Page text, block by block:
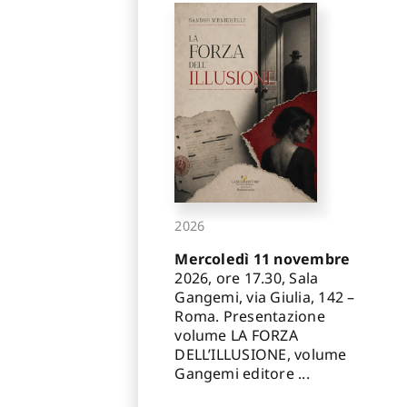
2026
Mercoledì 11 novembre
2026, ore 17.30, Sala
Gangemi, via Giulia, 142 –
Roma. Presentazione
volume LA FORZA
DELL’ILLUSIONE, volume
Gangemi editore ...